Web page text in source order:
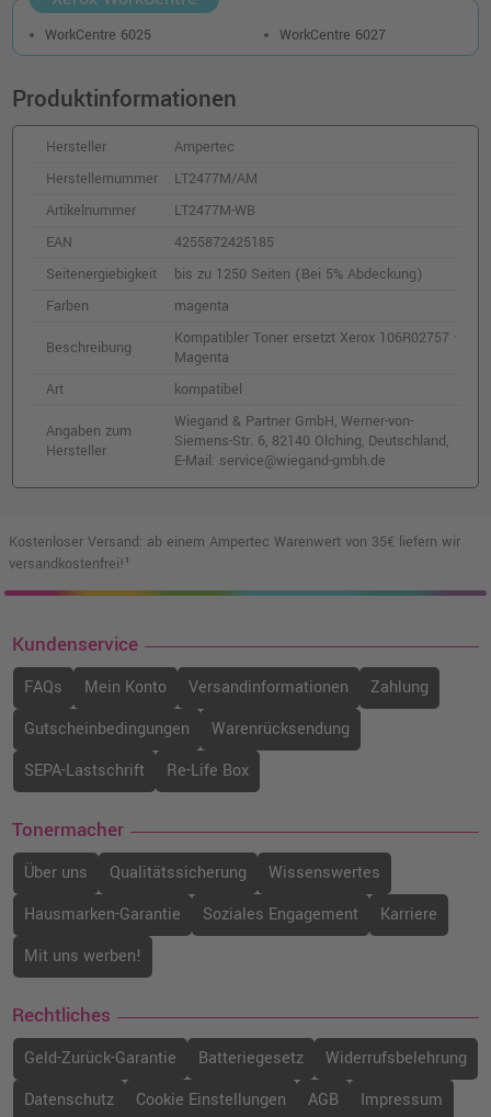
WorkCentre 6025 WorkCentre 6027
Produktinformationen
Hersteller
Ampertec
Herstellernummer
LT2477M/AM
Artikelnummer
LT2477M-WB
EAN
4255872425185
Seitenergiebigkeit
bis zu 1250 Seiten (Bei 5% Abdeckung)
Farben
magenta
Beschreibung
Kompatibler Toner ersetzt Xerox 106R02757 ·
Magenta
Art
kompatibel
Angaben zum
Hersteller
Wiegand & Partner GmbH, Werner-von-
Siemens-Str. 6, 82140 Olching, Deutschland,
E-Mail: service@wiegand-gmbh.de
Kostenloser Versand: ab einem Ampertec Warenwert von 35€ liefern wir
versandkostenfrei!¹
Kundenservice
FAQs Mein Konto Versandinformationen
Zahlung
Gutscheinbedingungen
Warenrücksendung
SEPA-Lastschrift
Re-Life Box
Tonermacher
Über uns Qualitätssicherung
Wissenswertes
Hausmarken-Garantie
Soziales Engagement
Karriere
Mit uns werben!
Rechtliches
Geld-Zurück-Garantie Batteriegesetz
Widerrufsbelehrung
Datenschutz
Cookie Einstellungen AGB Impressum